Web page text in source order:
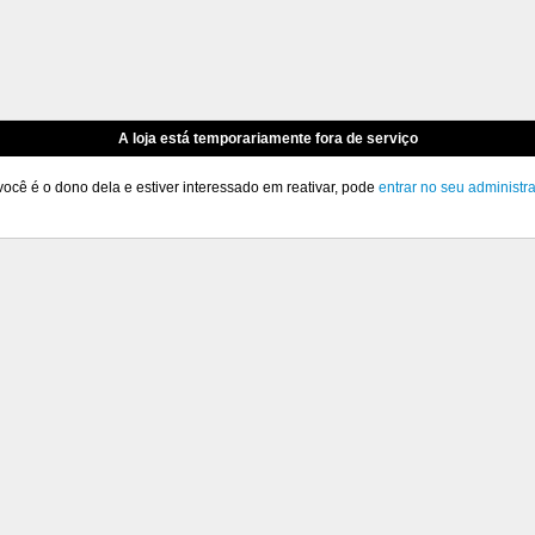
A loja está temporariamente fora de serviço
é o dono dela e estiver interessado em reativar, pode entrar no seu